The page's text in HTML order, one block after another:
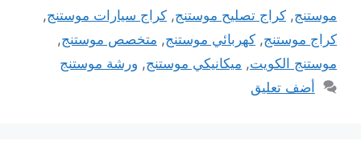
موستنج, كراج تصليح موستنج, كراج سيارات موستنج,
كراج موستنج, كهربائي موستنج, متخصص موستنج,
موستنج الكويت, ميكانيكي موستنج, ورشة موستنج
أضف تعليق